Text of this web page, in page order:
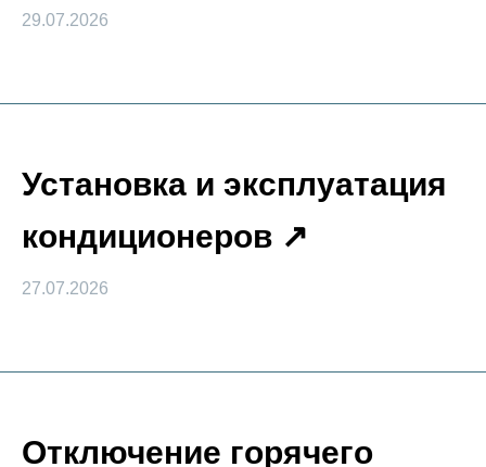
29.07.2026
Установка и эксплуатация
кондиционеров
27.07.2026
Отключение горячего